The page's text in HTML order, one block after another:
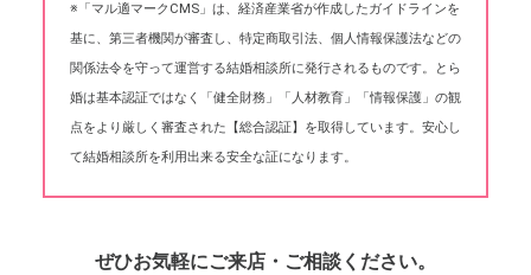
※「マル適マークCMS」は、経済産業省が作成したガイドラインを
基に、第三者機関が審査し、特定商取引法、個人情報保護法などの
関係法令を守って運営する結婚相談所に発行されるものです。とら
婚は基本認証ではなく「健全財務」「人材教育」「情報保護」の観
点をより厳しく審査された【総合認証】を取得しています。安心し
て結婚相談所を利用出来る安全な証になります。
ぜひお気軽にご来店・ご相談ください。